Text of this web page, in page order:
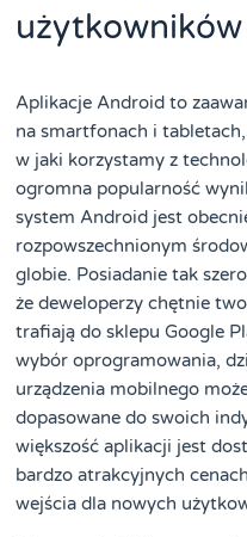
użytkowników
Aplikacje Android to
na smartfonach i
w jaki korzystamy z
ogromna popularność
system Android jest
rozpowszechnionym
globie. Posiadanie tak
że deweloperzy chętnie
trafiają do sklepu Google
wybór oprogramowania,
urządzenia mobilnego
dopasowane do swoich
większość aplikacji jest
bardzo atrakcyjnych
wejścia dla nowych